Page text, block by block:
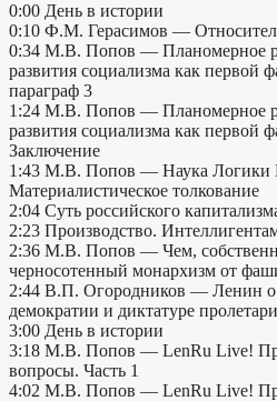
0:00 День в истории
0:10 Ф.М. Герасимов —
0:34 М.В. Попов — Планомерное
развития социализма как первой
параграф 3
1:24 М.В. Попов — Планомерное
развития социализма как первой
Заключение
1:43 М.В. Попов — Наука Логики
Материалистическое толкование
2:04 Суть российского
2:23 Производство.
2:36 М.В. Попов — Чем,
черносотенный монархизм от
2:44 В.П. Огородников — Ленин о
демократии и диктатуре
3:00 День в истории
3:18 М.В. Попов — LenRu Live!
вопросы. Часть 1
4:02 М.В. Попов — LenRu Live!